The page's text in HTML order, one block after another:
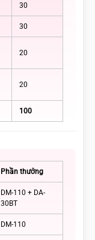
30
30
20
20
100
Phần thưởng
DM-110 + DA-
30BT
DM-110